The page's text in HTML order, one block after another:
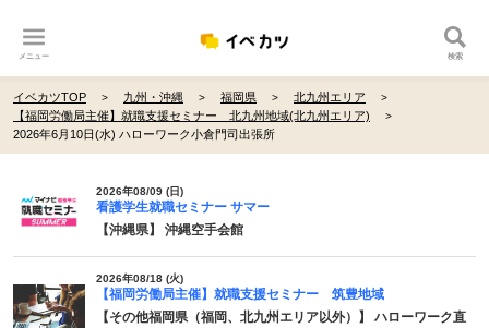
メニュー 検索
イベカツTOP 九州・沖縄 福岡県
北九州エリア
【福岡労働局主催】就職支援セミナー 北九州地域(北九州エリア)
2026年6月10日(水) ハローワーク小倉門司出張所
2026年08/09 (日)
看護学生就職セミナー サマー
【沖縄県】 沖縄空手会館
2026年08/18 (火)
【福岡労働局主催】就職支援セミナー 筑豊地域
【その他福岡県（福岡、北九州エリア以外）】 ハローワーク直